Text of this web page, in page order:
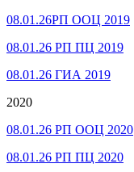
08.01.26РП ООЦ 2019
08.01.26 РП ПЦ 2019
08.01.26 ГИА 2019
2020
08.01.26 РП ООЦ 2020
08.01.26 РП ПЦ 2020